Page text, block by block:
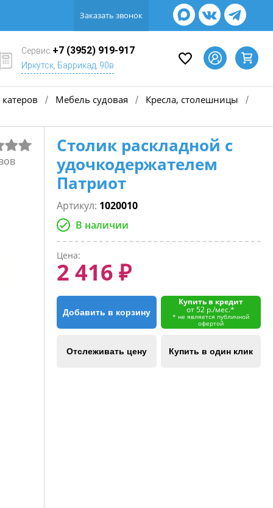
Заказать звонок
Сервис +7 (3952) 919-917
Иркутск, Баррикад, 90в
/ Мебель судовая / Кресла, столешницы /
Столик раскладной с
удочкодержателем
Патриот
Артикул: 1020010
В наличии
Цена:
2 416 ₽
Добавить в корзину
Купить в кредит
от 52 р./мес.*
* не является публичной
офертой
Отслеживать цену Купить в один клик